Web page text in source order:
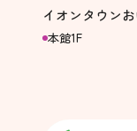
イオンタウン
本館1F